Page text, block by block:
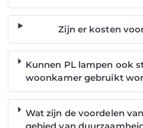
Zijn er kosten
Kunnen PL lampen ook
woonkamer gebruikt
Wat zijn de voordelen